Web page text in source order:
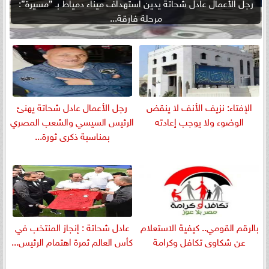
مرحلة فارقة...
الإفتاء: نزيف الأنف لا ينقض
الوضوء ولا يوجب إعادته
رجل الأعمال عادل شحاتة يهنئ
الرئيس السيسي والشعب المصري
بمناسبة ذكرى ثورة...
بالرقم القومي.. كيفية الاستعلام
عن شكاوى تكافل وكرامة
عادل شحاتة : إنجاز المنتخب في
كأس العالم ثمرة اهتمام الرئيس...